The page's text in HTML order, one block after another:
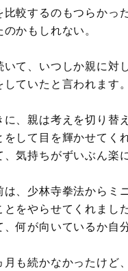
較するのもつらかっ
かもしれない。
て、いつしか親に対
ていたと言われます。
に、親は考えを切り替
をして目を輝かせてく
気持ちがずいぶん楽
、少林寺拳法からミ
とをやらせてくれまし
何が向いているか自
月も続かなかったけど